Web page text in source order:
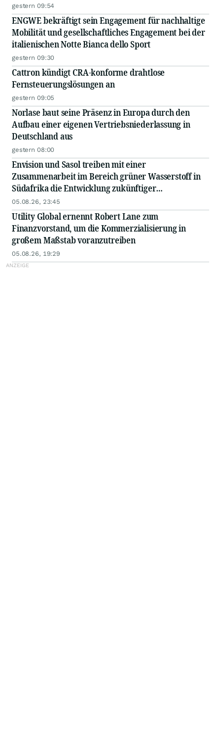
gestern 09:54
ENGWE bekräftigt sein Engagement für nachhaltige
Mobilität und gesellschaftliches Engagement bei der
italienischen Notte Bianca dello Sport
gestern 09:30
Cattron kündigt CRA-konforme drahtlose
Fernsteuerungslösungen an
gestern 09:05
Norlase baut seine Präsenz in Europa durch den
Aufbau einer eigenen Vertriebsniederlassung in
Deutschland aus
gestern 08:00
Envision und Sasol treiben mit einer
Zusammenarbeit im Bereich grüner Wasserstoff in
Südafrika die Entwicklung zukünftiger
Energiesysteme voran
05.08.26, 23:45
Utility Global ernennt Robert Lane zum
Finanzvorstand, um die Kommerzialisierung in
großem Maßstab voranzutreiben
05.08.26, 19:29